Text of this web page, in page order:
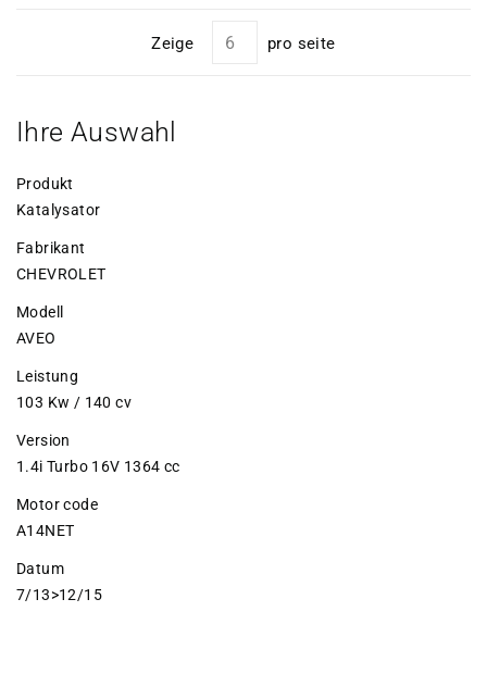
Zeige pro seite
Ihre Auswahl
Produkt
Katalysator
Fabrikant
CHEVROLET
Modell
AVEO
Leistung
103 Kw / 140 cv
Version
1.4i Turbo 16V 1364 cc
Motor code
A14NET
Datum
7/13>12/15